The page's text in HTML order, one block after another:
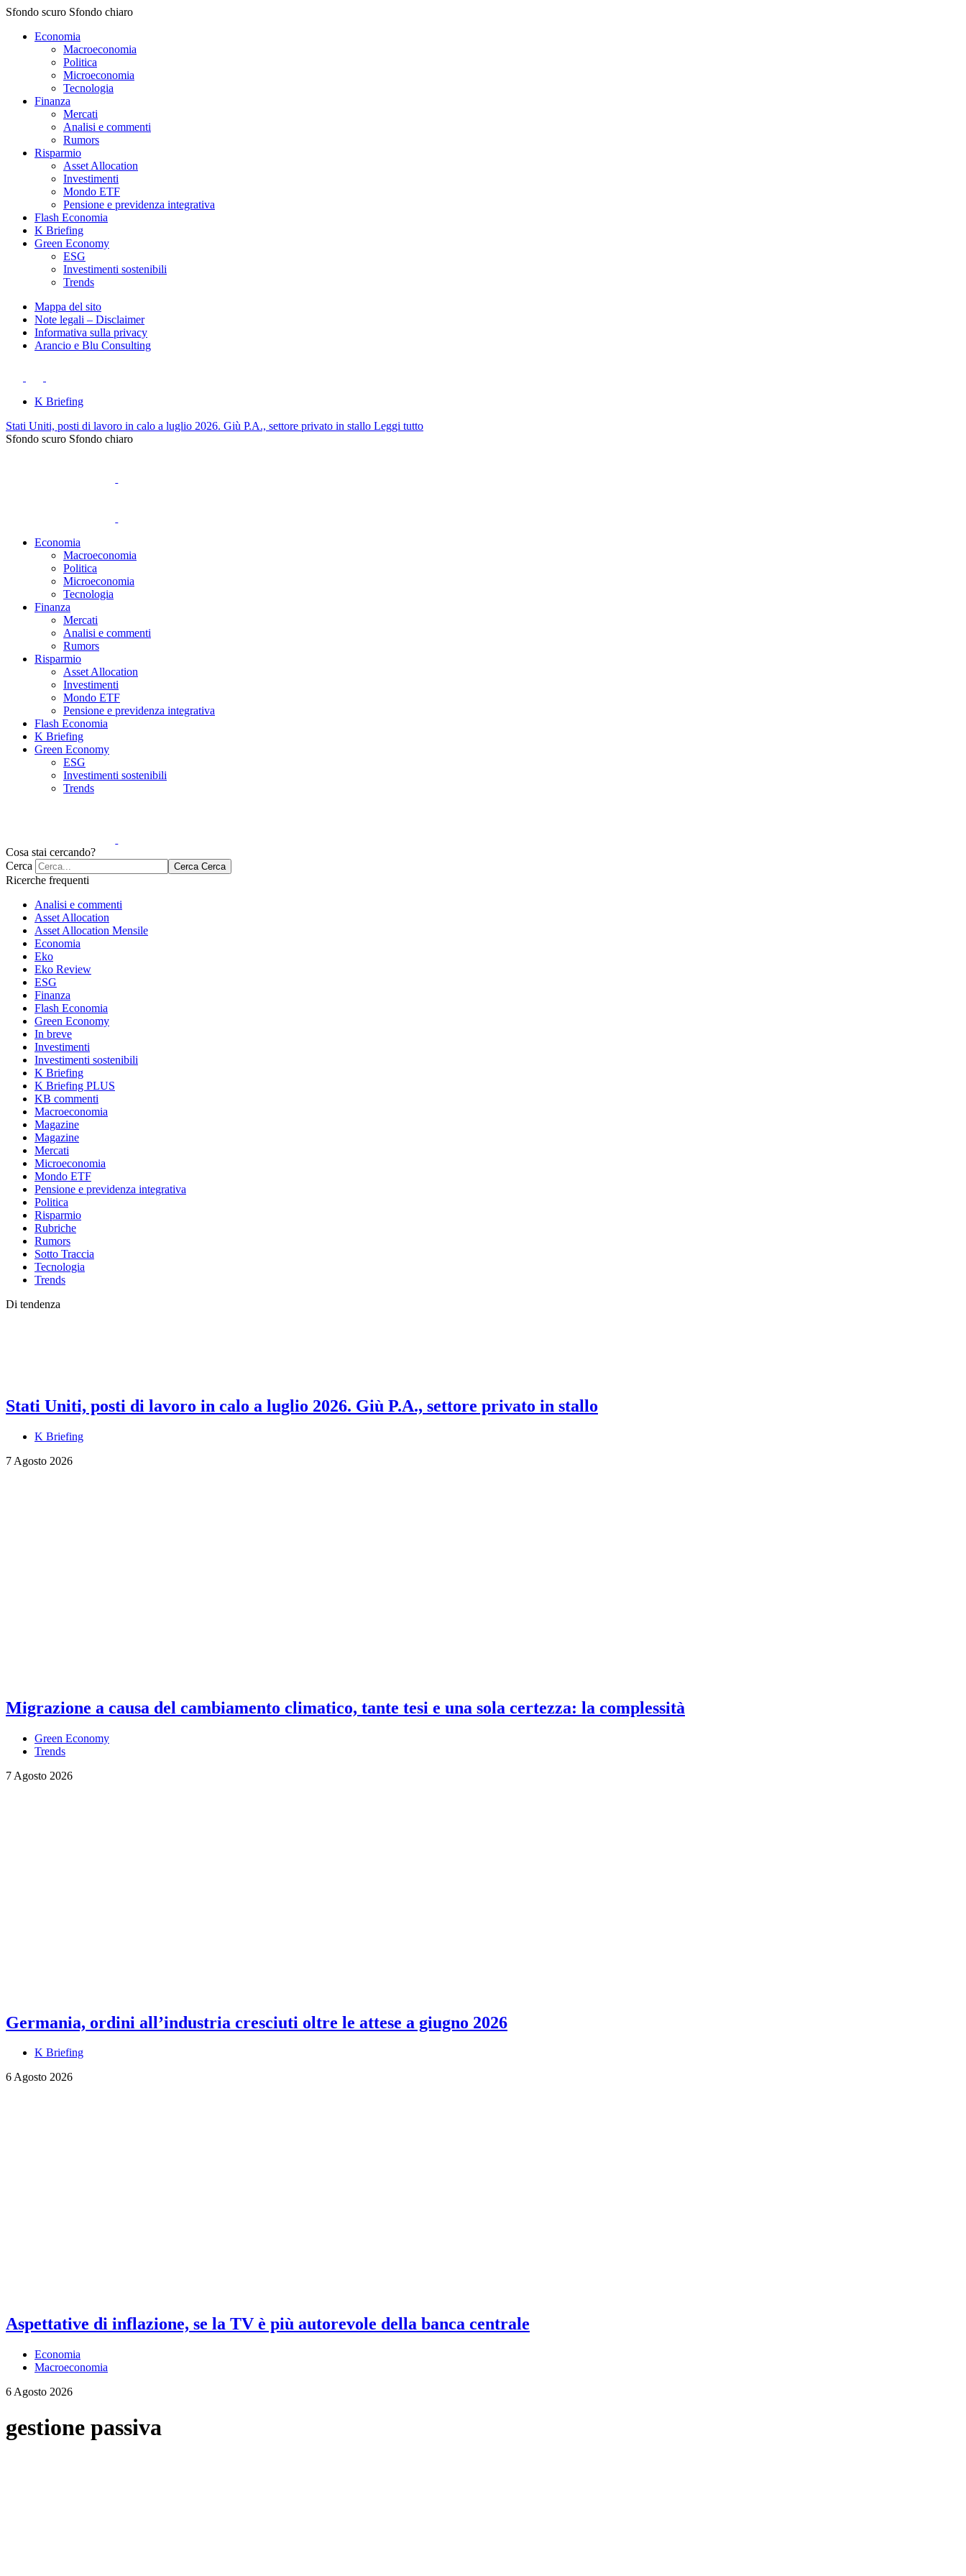
Sfondo scuro Sfondo chiaro
Economia
Macroeconomia
Politica
Microeconomia
Tecnologia
Finanza
Mercati
Analisi e commenti
Rumors
Risparmio
Asset Allocation
Investimenti
Mondo ETF
Pensione e previdenza integrativa
Flash Economia
K Briefing
Green Economy
ESG
Investimenti sostenibili
Trends
Mappa del sito
Note legali – Disclaimer
Informativa sulla privacy
Arancio e Blu Consulting
K Briefing
Stati Uniti, posti di lavoro in calo a luglio 2026. Giù P.A., settore privato in stallo Leggi tutto
Sfondo scuro Sfondo chiaro
Economia
Macroeconomia
Politica
Microeconomia
Tecnologia
Finanza
Mercati
Analisi e commenti
Rumors
Risparmio
Asset Allocation
Investimenti
Mondo ETF
Pensione e previdenza integrativa
Flash Economia
K Briefing
Green Economy
ESG
Investimenti sostenibili
Trends
Cosa stai cercando?
Cerca
Cerca Cerca
Ricerche frequenti
Analisi e commenti
Asset Allocation
Asset Allocation Mensile
Economia
Eko
Eko Review
ESG
Finanza
Flash Economia
Green Economy
In breve
Investimenti
Investimenti sostenibili
K Briefing
K Briefing PLUS
KB commenti
Macroeconomia
Magazine
Magazine
Mercati
Microeconomia
Mondo ETF
Pensione e previdenza integrativa
Politica
Risparmio
Rubriche
Rumors
Sotto Traccia
Tecnologia
Trends
Di tendenza
Stati Uniti, posti di lavoro in calo a luglio 2026. Giù P.A., settore privato in stallo
K Briefing
7 Agosto 2026
Migrazione a causa del cambiamento climatico, tante tesi e una sola certezza: la complessità
Green Economy
Trends
7 Agosto 2026
Germania, ordini all’industria cresciuti oltre le attese a giugno 2026
K Briefing
6 Agosto 2026
Aspettative di inflazione, se la TV è più autorevole della banca centrale
Economia
Macroeconomia
6 Agosto 2026
gestione passiva